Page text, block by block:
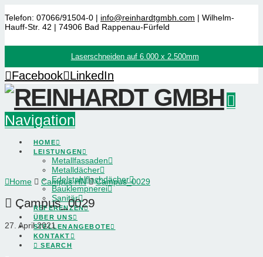
Telefon: 07066/91504-0 | info@reinhardtgmbh.com | Wilhelm-
Hauff-Str. 42 | 74906 Bad Rappenau-Fürfeld
Laserschneiden auf 6.000 x 2.500mm
Facebook LinkedIn
Navigation
HOME
LEISTUNGEN
Metallfassaden
Metalldächer
Edelstahlflachdächer
Bauklempnerei
Sanitär
REFERENZEN
ÜBER UNS
STELLENANGEBOTE
KONTAKT
SEARCH
Home Campus HN Campus_0029
Campus_0029
27. April 2021